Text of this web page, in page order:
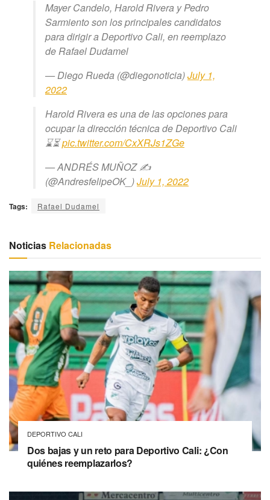
Mayer Candelo, Harold Rivera y Pedro
Sarmiento son los principales candidatos
para dirigir a Deportivo Cali, en reemplazo
de Rafael Dudamel
— Diego Rueda (@diegonoticia)July 1,
2022
Harold Rivera es una de las opciones para
ocupar la dirección técnica de Deportivo Cali
⌛⏳pic.twitter.com/CxXRJs1ZGe
— ANDRÉS MUÑOZ ✍️
(@AndresfelipeOK_)July 1, 2022
Tags: Rafael Dudamel
Noticias Relacionadas
DEPORTIVO CALI
Dos bajas y un reto para Deportivo Cali: ¿Con
quiénes reemplazarlos?